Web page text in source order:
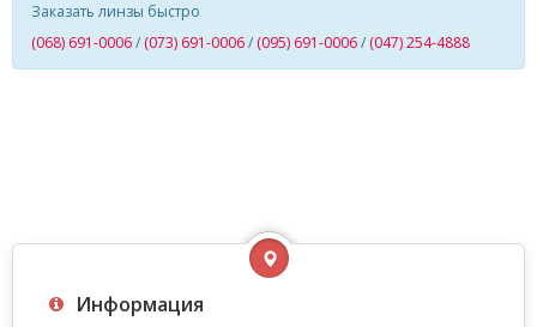
Заказать линзы быстро
(068) 691-0006/ (073) 691-0006/ (095) 691-0006/ (047) 254-4888
Информация